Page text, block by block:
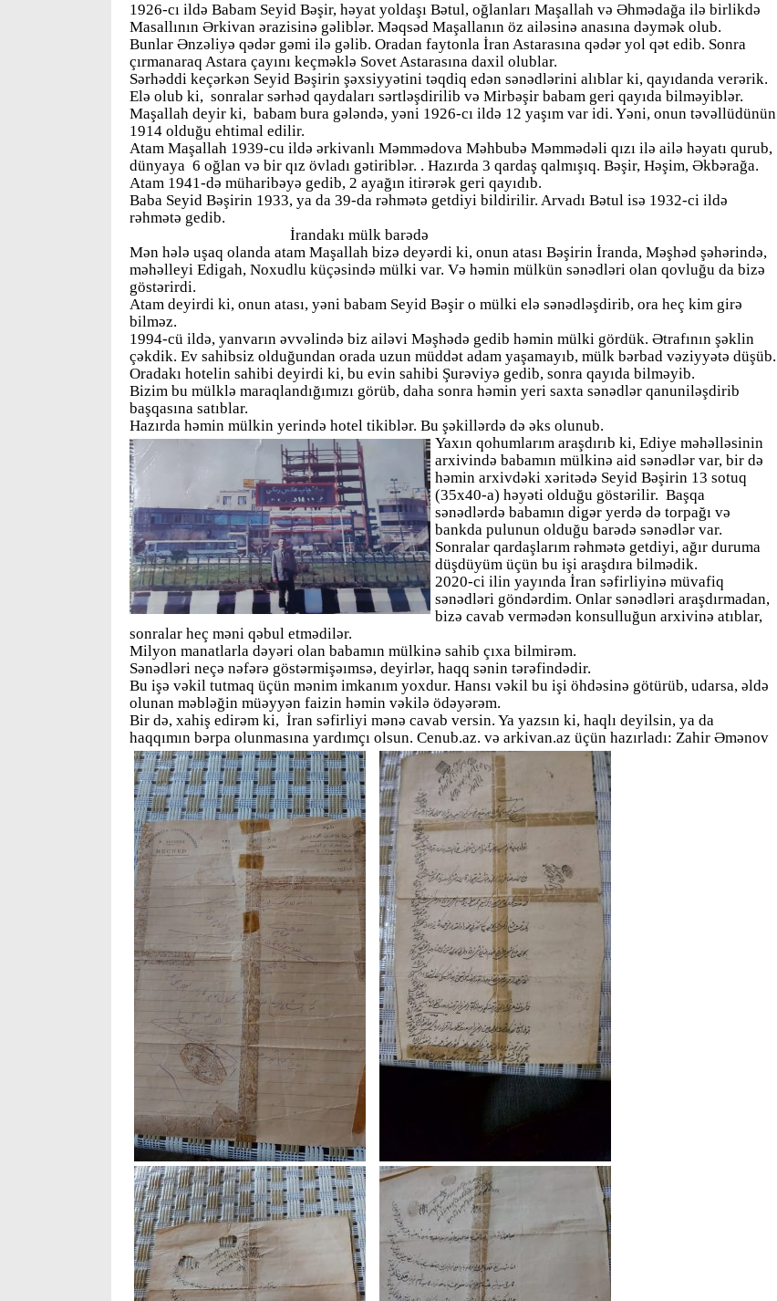
1926-cı ildə Babam Seyid Bəşir, həyat yoldaşı Bətul, oğlanları Maşallah və Əhmədağa ilə birlikdə
Masallının Ərkivan ərazisinə gəliblər. Məqsəd Maşallanın öz ailəsinə anasına dəymək olub.
Bunlar Ənzəliyə qədər gəmi ilə gəlib. Oradan faytonla İran Astarasına qədər yol qət edib. Sonra
çırmanaraq Astara çayını keçməklə Sovet Astarasına daxil olublar.
Sərhəddi keçərkən Seyid Bəşirin şəxsiyyətini təqdiq edən sənədlərini alıblar ki, qayıdanda verərik.
Elə olub ki, sonralar sərhəd qaydaları sərtləşdirilib və Mirbəşir babam geri qayıda bilməyiblər.
Maşallah deyir ki, babam bura gələndə, yəni 1926-cı ildə 12 yaşım var idi. Yəni, onun təvəllüdünün
1914 olduğu ehtimal edilir.
Atam Maşallah 1939-cu ildə ərkivanlı Məmmədova Məhbubə Məmmədəli qızı ilə ailə həyatı qurub,
dünyaya 6 oğlan və bir qız övladı gətiriblər. . Hazırda 3 qardaş qalmışıq. Bəşir, Həşim, Əkbərağa.
Atam 1941-də müharibəyə gedib, 2 ayağın itirərək geri qayıdıb.
Baba Seyid Bəşirin 1933, ya da 39-da rəhmətə getdiyi bildirilir. Arvadı Bətul isə 1932-ci ildə
rəhmətə gedib.
İrandakı mülk barədə
Mən hələ uşaq olanda atam Maşallah bizə deyərdi ki, onun atası Bəşirin İranda, Məşhəd şəhərində,
məhəlleyi Edigah, Noxudlu küçəsində mülki var. Və həmin mülkün sənədləri olan qovluğu da bizə
göstərirdi.
Atam deyirdi ki, onun atası, yəni babam Seyid Bəşir o mülki elə sənədləşdirib, ora heç kim girə
bilməz.
1994-cü ildə, yanvarın əvvəlində biz ailəvi Məşhədə gedib həmin mülki gördük. Ətrafının şəklin
çəkdik. Ev sahibsiz olduğundan orada uzun müddət adam yaşamayıb, mülk bərbad vəziyyətə düşüb.
Oradakı hotelin sahibi deyirdi ki, bu evin sahibi Şurəviyə gedib, sonra qayıda bilməyib.
Bizim bu mülklə maraqlandığımızı görüb, daha sonra həmin yeri saxta sənədlər qanuniləşdirib
başqasına satıblar.
Hazırda həmin mülkin yerində hotel tikiblər. Bu şəkillərdə də əks olunub.
Yaxın qohumlarım araşdırıb ki, Ediye məhəlləsinin
arxivində babamın mülkinə aid sənədlər var, bir də
həmin arxivdəki xəritədə Seyid Bəşirin 13 sotuq
(35x40-a) həyəti olduğu göstərilir. Başqa
sənədlərdə babamın digər yerdə də torpağı və
bankda pulunun olduğu barədə sənədlər var.
Sonralar qardaşlarım rəhmətə getdiyi, ağır duruma
düşdüyüm üçün bu işi araşdıra bilmədik.
2020-ci ilin yayında İran səfirliyinə müvafiq
sənədləri göndərdim. Onlar sənədləri araşdırmadan,
bizə cavab vermədən konsulluğun arxivinə atıblar,
sonralar heç məni qəbul etmədilər.
Milyon manatlarla dəyəri olan babamın mülkinə sahib çıxa bilmirəm.
Sənədləri neçə nəfərə göstərmişəımsə, deyirlər, haqq sənin tərəfindədir.
Bu işə vəkil tutmaq üçün mənim imkanım yoxdur. Hansı vəkil bu işi öhdəsinə götürüb, udarsa, əldə
olunan məbləğin müəyyən faizin həmin vəkilə ödəyərəm.
Bir də, xahiş edirəm ki, İran səfirliyi mənə cavab versin. Ya yazsın ki, haqlı deyilsin, ya da
haqqımın bərpa olunmasına yardımçı olsun. Cenub.az. və arkivan.az üçün hazırladı: Zahir Əmənov